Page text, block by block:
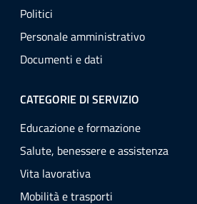
Politici
Personale amministrativo
Documenti e dati
CATEGORIE DI SERVIZIO
Educazione e formazione
Salute, benessere e assistenza
Vita lavorativa
Mobilità e trasporti